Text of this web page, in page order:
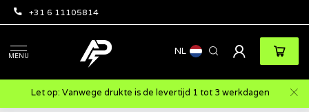
+31 6 11105814
MENU NL
Let op: Vanwege drukte is de levertijd 1 tot 3 werkdagen